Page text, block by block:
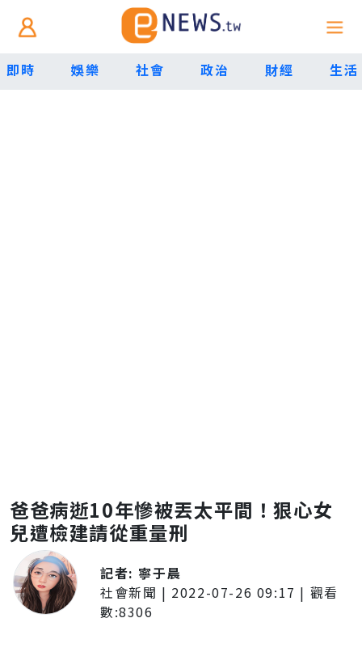
即時 娛樂 社會 政治 財經 生活
爸爸病逝10年慘被丟太平間！狠心女
兒遭檢建請從重量刑
記者: 寧于晨
社會新聞 | 2022-07-26 09:17 | 觀看
數:8306